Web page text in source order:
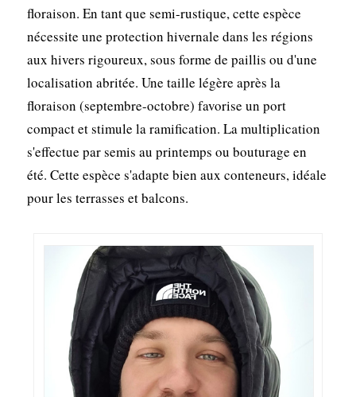
floraison. En tant que semi-rustique, cette espèce
nécessite une protection hivernale dans les régions
aux hivers rigoureux, sous forme de paillis ou d'une
localisation abritée. Une taille légère après la
floraison (septembre-octobre) favorise un port
compact et stimule la ramification. La multiplication
s'effectue par semis au printemps ou bouturage en
été. Cette espèce s'adapte bien aux conteneurs, idéale
pour les terrasses et balcons.